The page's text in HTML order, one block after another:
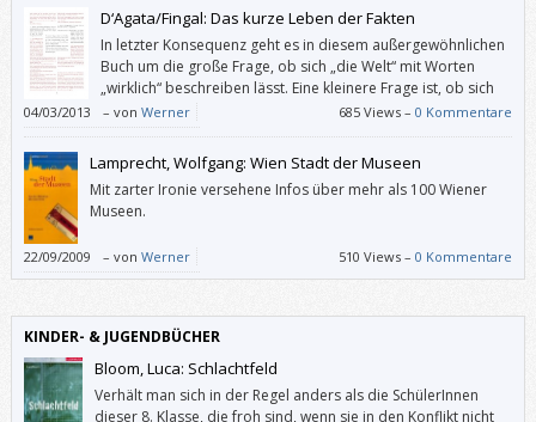
D‘Agata/Fingal: Das kurze Leben der Fakten
In letzter Konsequenz geht es in diesem außergewöhnlichen
Buch um die große Frage, ob sich „die Welt“ mit Worten
„wirklich“ beschreiben lässt. Eine kleinere Frage ist, ob sich
die angeblich objektiven Journalisten von D‘Agata mit seinen
bewussten „verdeutlichenden Lügen“ tatsächlich unterscheiden. Und
wen das außer zum Beispiel einen überambitionierten Faktenchecker
überhaupt kümmert.
04/03/2013 – von Werner 685 Views –0 Kommentare
Lamprecht, Wolfgang: Wien Stadt der Museen
Mit zarter Ironie versehene Infos über mehr als 100 Wiener
Museen.
22/09/2009 – von Werner 510 Views –0 Kommentare
KINDER- & JUGENDBÜCHER
Bloom, Luca: Schlachtfeld
Verhält man sich in der Regel anders als die SchülerInnen
dieser 8. Klasse, die froh sind, wenn sie in den Konflikt nicht